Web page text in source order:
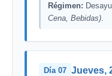
Régimen:
Cena, Bebidas)
Día 07 Jueves,